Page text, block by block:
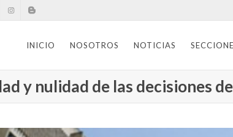
INICIO NOSOTROS NOTICIAS
y nulidad de las decisiones